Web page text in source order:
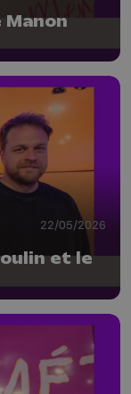
22/05/2026
et le